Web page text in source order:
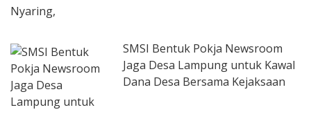
SMSI Bentuk Pokja Newsroom
Jaga Desa Lampung untuk Kawal
Dana Desa Bersama Kejaksaan